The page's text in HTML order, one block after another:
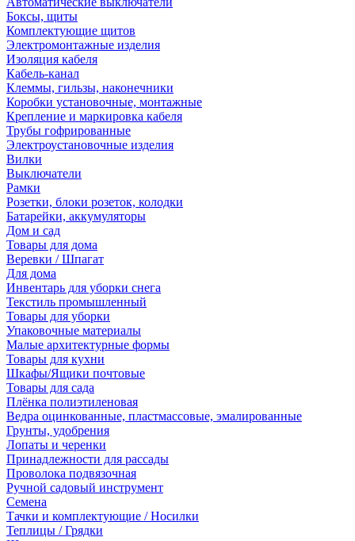
Боксы, щиты
Комплектующие щитов
Электромонтажные изделия
Изоляция кабеля
Кабель-канал
Клеммы, гильзы, наконечники
Коробки установочные, монтажные
Крепление и маркировка кабеля
Трубы гофрированные
Электроустановочные изделия
Вилки
Выключатели
Рамки
Розетки, блоки розеток, колодки
Батарейки, аккумуляторы
Дом и сад
Товары для дома
Веревки / Шпагат
Для дома
Инвентарь для уборки снега
Текстиль промышленный
Товары для уборки
Упаковочные материалы
Малые архитектурные формы
Товары для кухни
Шкафы/Ящики почтовые
Товары для сада
Плёнка полиэтиленовая
Ведра оцинкованные, пластмассовые, эмалированные
Грунты, удобрения
Лопаты и черенки
Принадлежности для рассады
Проволока подвязочная
Ручной садовый инструмент
Семена
Тачки и комплектующие / Носилки
Теплицы / Грядки